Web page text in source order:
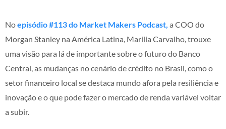
Noepisódio #113 do Market Makers Podcast, a COO do
Morgan Stanley na América Latina, Marília Carvalho, trouxe
uma visão para lá de importante sobre o futuro do Banco
Central, as mudanças no cenário de crédito no Brasil, como o
setor financeiro local se destaca mundo afora pela resiliência e
inovação e o que pode fazer o mercado de renda variável voltar
a subir.